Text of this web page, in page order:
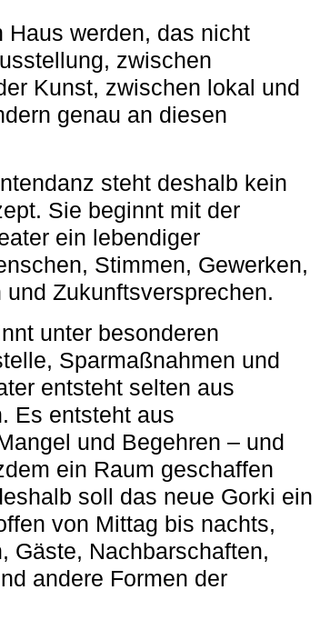
Haus werden, das nicht
zwischen
Kunst, zwischen lokal und
genau an diesen
steht deshalb kein
Sie beginnt mit der
ein lebendiger
Stimmen, Gewerken,
Zukunftsversprechen.
unter besonderen
Sparmaßnahmen und
entsteht selten aus
Es entsteht aus
und Begehren – und
ein Raum geschaffen
soll das neue Gorki ein
von Mittag bis nachts,
Gäste, Nachbarschaften,
andere Formen der